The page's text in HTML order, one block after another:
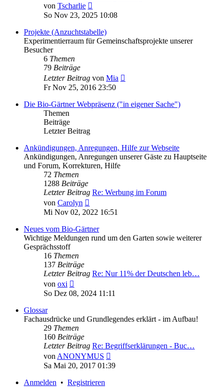
von Tscharlie
Beitrag
So Nov 23, 2025 10:08
Projekte (Anzuchtstabelle)
Experimentierraum für Gemeinschaftsprojekte unserer
Besucher
6 Themen
79 Beiträge
Letzter Beitrag von Mia
Fr Nov 25, 2016 23:50
Die Bio-Gärtner Webpräsenz ("in eigener Sache")
Themen
Beiträge
Letzter Beitrag
Ankündigungen, Anregungen, Hilfe zur Webseite
Ankündigungen, Anregungen unserer Gäste zu Hauptseite
und Forum, Korrekturen, Hilfe
72 Themen
1288 Beiträge
Letzter Beitrag Re: Werbung im Forum
von Carolyn
Beitrag
Mi Nov 02, 2022 16:51
Neues vom Bio-Gärtner
Wichtige Meldungen rund um den Garten sowie weiterer
Gesprächsstoff
16 Themen
137 Beiträge
Letzter Beitrag Re: Nur 11% der Deutschen leb…
von oxi
Beitrag
So Dez 08, 2024 11:11
Glossar
Fachausdrücke und Grundlegendes erklärt - im Aufbau!
29 Themen
160 Beiträge
Letzter Beitrag Re: Begriffserklärungen - Buc…
von ANONYMUS
Beitrag
Sa Mai 20, 2017 01:39
Anmelden • Registrieren